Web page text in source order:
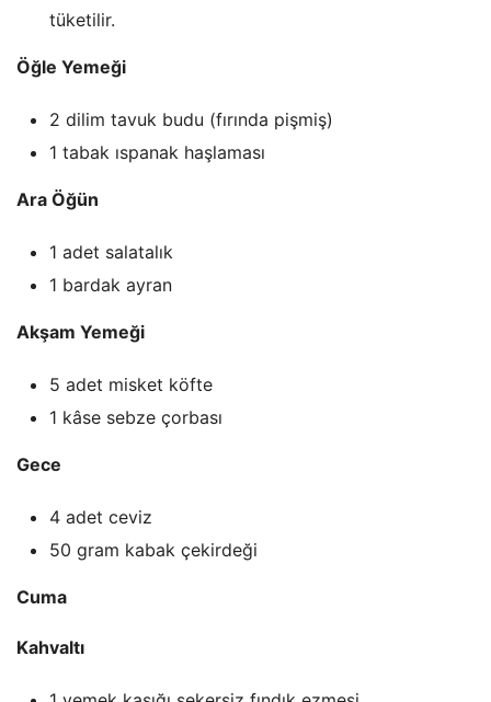
tüketilir.
Öğle Yemeği
2 dilim tavuk budu (fırında pişmiş)
1 tabak ıspanak haşlaması
Ara Öğün
1 adet salatalık
1 bardak ayran
Akşam Yemeği
5 adet misket köfte
1 kâse sebze çorbası
Gece
4 adet ceviz
50 gram kabak çekirdeği
Cuma
Kahvaltı